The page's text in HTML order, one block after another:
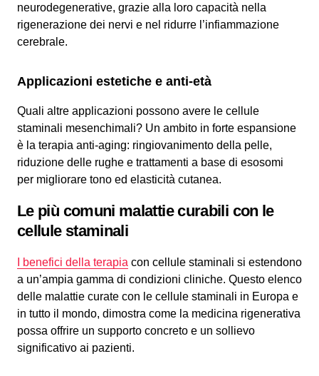
neurodegenerative, grazie alla loro capacità nella
rigenerazione dei nervi e nel ridurre l’infiammazione
cerebrale.
Applicazioni estetiche e anti-età
Quali altre applicazioni possono avere le cellule
staminali mesenchimali? Un ambito in forte espansione
è la terapia anti-aging: ringiovanimento della pelle,
riduzione delle rughe e trattamenti a base di esosomi
per migliorare tono ed elasticità cutanea.
Le più comuni malattie curabili con le
cellule staminali
I benefici della terapia con cellule staminali si estendono
a un’ampia gamma di condizioni cliniche. Questo elenco
delle malattie curate con le cellule staminali in Europa e
in tutto il mondo, dimostra come la medicina rigenerativa
possa offrire un supporto concreto e un sollievo
significativo ai pazienti.